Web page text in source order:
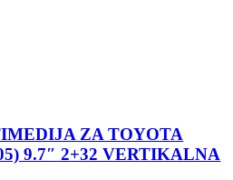
ZA TOYOTA
9.7″ 2+32 VERTIKALNA